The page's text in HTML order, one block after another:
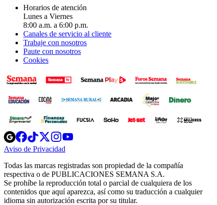
Horarios de atención
Lunes a Viernes
8:00 a.m. a 6:00 p.m.
Canales de servicio al cliente
Trabaje con nosotros
Paute con nosotros
Cookies
Opens
in
new
Opens
in
new
Opens
in
new
window
Opens
new
windowwindow
Aviso de Privacidad
new
window
Todas las marcas registradas son propiedad de la compañía
respectiva o de PUBLICACIONES SEMANA S.A.
Se prohíbe la reproducción total o parcial de cualquiera de los
contenidos que aquí aparezca, así como su traducción a cualquier
idioma sin autorización escrita por su titular.